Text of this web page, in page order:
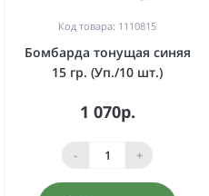
Код товара: 1110815
Бомбарда тонущая синяя
15 гр. (Уп./10 шт.)
1 070р.
- +